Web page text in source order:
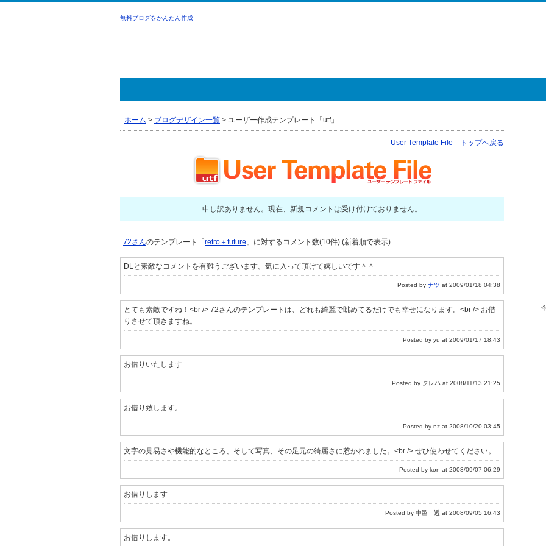
無料ブログをかんたん作成
ホーム > ブログデザイン一覧 > ユーザー作成テンプレート「utf」
User Template File トップへ戻る
申し訳ありません。現在、新規コメントは受け付けておりません。
72さんのテンプレート「 retro＋future 」に対するコメント数(10件) (新着順で表示)
DLと素敵なコメントを有難うございます。気に入って頂けて嬉しいです＾＾
Posted by ナツ at 2009/01/18 04:38
とても素敵ですね！<br /> 72さんのテンプレートは、どれも綺麗で眺めてるだけでも幸せになります。<br /> お借
りさせて頂きますね。
Posted by yu at 2009/01/17 18:43
お借りいたします
Posted by クレハ at 2008/11/13 21:25
お借り致します。
Posted by nz at 2008/10/20 03:45
文字の見易さや機能的なところ、そして写真、その足元の綺麗さに惹かれました。<br /> ぜひ使わせてください。
Posted by kon at 2008/09/07 06:29
お借りします
Posted by 中邑 透 at 2008/09/05 16:43
お借りします。